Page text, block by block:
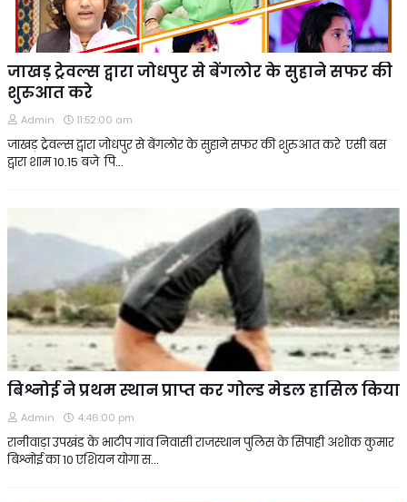
जाखड़ ट्रेवल्स द्वारा जोधपुर से बेंगलोर के सुहाने सफर की
शुरुआत करे
Admin 11:52:00 am
जाखड़ ट्रेवल्स द्वारा जोधपुर से बेंगलोर के सुहाने सफर की शुरुआत करे एसी बस
द्वारा शाम 10.15 बजे पि…
बिश्नोई ने प्रथम स्थान प्राप्त कर गोल्ड मेडल हासिल किया
Admin 4:46:00 pm
रानीवाड़ा उपखंड के भाटीप गांव निवासी राजस्थान पुलिस के सिपाही अशोक कुमार
बिश्नोई का 10 एशियन योगा स…